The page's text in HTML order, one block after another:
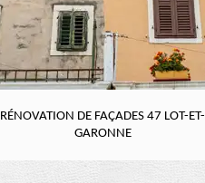
RÉNOVATION DE FAÇADES 47 LOT-ET-
GARONNE